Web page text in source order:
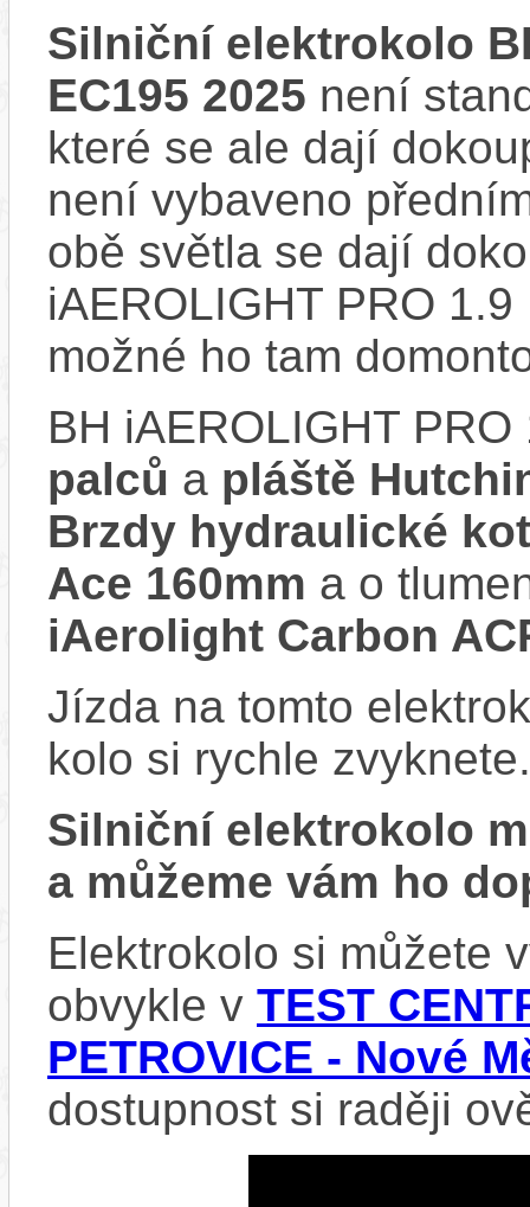
Silniční elektrokolo
EC195 2025 není
které se ale dají
není vybaveno
obě světla se dají
iAEROLIGHT PRO
možné ho tam
BH iAEROLIGHT
palců a pláště
Brzdy hydraulické
Ace 160mm a o
iAerolight Carbon
Jízda na tomto
kolo si rychle zvyknete.
Silniční elektrokolo
a můžeme vám ho
Elektrokolo si můžete
obvykle v TEST
PETROVICE - Nové
dostupnost si raději